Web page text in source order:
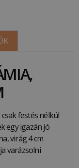
festés nélkül
egy igazán jó
virág 4 cm
varázsolni